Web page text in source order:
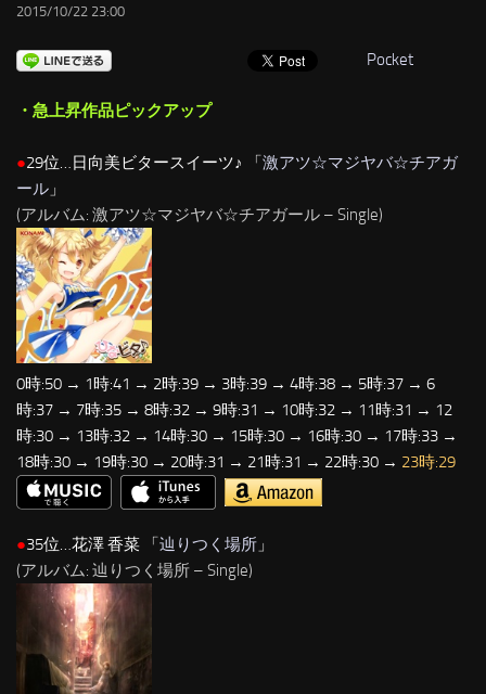
2015/10/22 23:00
Pocket
・急上昇作品ピックアップ
●29位…日向美ビタースイーツ♪ 「激アツ☆マジヤバ☆チアガ
ール 」
(アルバム: 激アツ☆マジヤバ☆チアガール – Single)
0時:50 → 1時:41 → 2時:39 → 3時:39 → 4時:38 → 5時:37 → 6
時:37 → 7時:35 → 8時:32 → 9時:31 → 10時:32 → 11時:31 → 12
時:30 → 13時:32 → 14時:30 → 15時:30 → 16時:30 → 17時:33 →
18時:30 → 19時:30 → 20時:31 → 21時:31 → 22時:30 → 23時:29
●35位…花澤 香菜 「辿りつく場所 」
(アルバム: 辿りつく場所 – Single)